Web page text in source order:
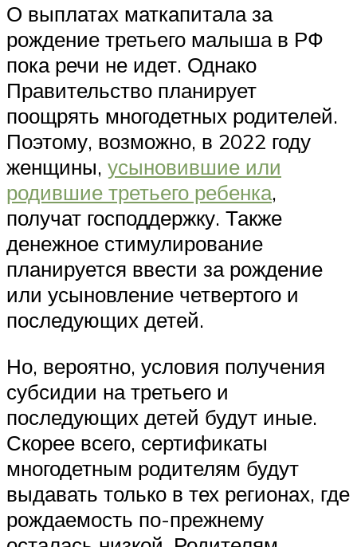
О выплатах маткапитала за
рождение третьего малыша в РФ
пока речи не идет. Однако
Правительство планирует
поощрять многодетных родителей.
Поэтому, возможно, в 2022 году
женщины, усыновившие или
родившие третьего ребенка,
получат господдержку. Также
денежное стимулирование
планируется ввести за рождение
или усыновление четвертого и
последующих детей.
Но, вероятно, условия получения
субсидии на третьего и
последующих детей будут иные.
Скорее всего, сертификаты
многодетным родителям будут
выдавать только в тех регионах, где
рождаемость по-прежнему